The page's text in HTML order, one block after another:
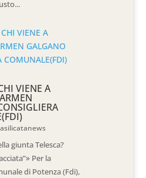
VIENE A
giunta Telesca?
Per la
di Potenza (Fdi),